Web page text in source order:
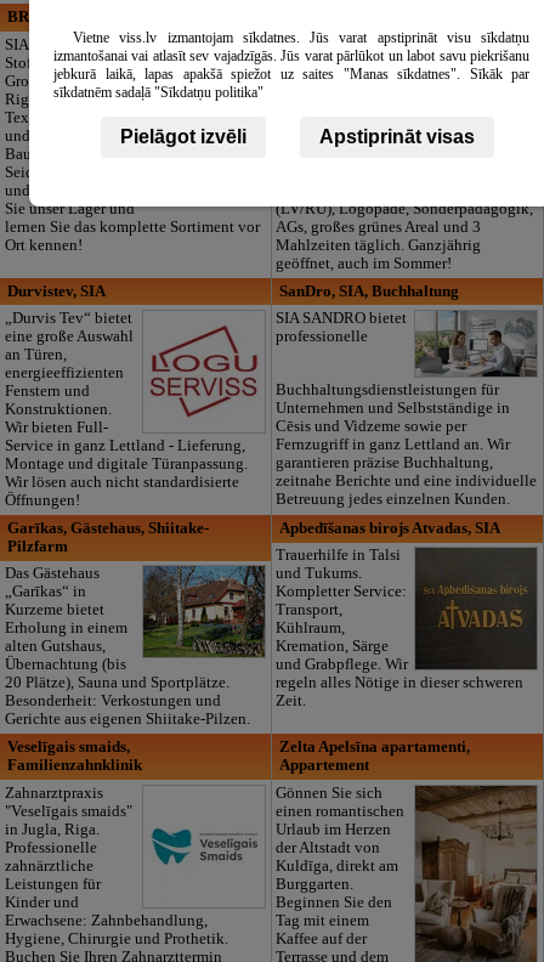
BRISTOLS ES, SIA
SIA "Bristols ES" -
Stoff-Outlet und
Großhandel in
Riga. Hochwertige
Textilien für Nähen
und Produktion:
Baumwolle, Leinen,
Seide, Wolle, Jersey
und mehr. Besuchen
Sie unser Lager und
lernen Sie das komplette Sortiment vor
Ort kennen!
izglītības iestāde
Privater
Kindergarten „Maza
(Zasulauks) für
(LV/RU), Logopäde, Sonderpädagogik,
AGs, großes grünes Areal und 3
Mahlzeiten täglich. Ganzjährig
geöffnet, auch im Sommer!
Durvistev, SIA
„Durvis Tev“ bietet
eine große Auswahl
an Türen,
energieeffizienten
Fenstern und
Konstruktionen.
Wir bieten Full-
Service in ganz Lettland - Lieferung,
Montage und digitale Türanpassung.
Wir lösen auch nicht standardisierte
Öffnungen!
SanDro, SIA, Buchhaltung
SIA SANDRO bietet
professionelle
Buchhaltungsdienstleistungen für
Unternehmen und Selbstständige in
Cēsis und Vidzeme sowie per
Fernzugriff in ganz Lettland an. Wir
garantieren präzise Buchhaltung,
zeitnahe Berichte und eine individuelle
Betreuung jedes einzelnen Kunden.
Garīkas, Gästehaus, Shiitake-
Pilzfarm
Das Gästehaus
„Garīkas“ in
Kurzeme bietet
Erholung in einem
alten Gutshaus,
Übernachtung (bis
20 Plätze), Sauna und Sportplätze.
Besonderheit: Verkostungen und
Gerichte aus eigenen Shiitake-Pilzen.
Apbedīšanas birojs Atvadas, SIA
Trauerhilfe in Talsi
und Tukums.
Kompletter Service:
Transport,
Kühlraum,
Kremation, Särge
und Grabpflege. Wir
regeln alles Nötige in dieser schweren
Zeit.
Veselīgais smaids,
Familienzahnklinik
Zahnarztpraxis
"Veselīgais smaids"
in Jugla, Riga.
Professionelle
zahnärztliche
Leistungen für
Kinder und
Erwachsene: Zahnbehandlung,
Hygiene, Chirurgie und Prothetik.
Buchen Sie Ihren Zahnarzttermin
Zelta Apelsīna apartamenti,
Appartement
Gönnen Sie sich
einen romantischen
Urlaub im Herzen
der Altstadt von
Kuldīga, direkt am
Burggarten.
Beginnen Sie den
Tag mit einem
Kaffee auf der
Terrasse und dem
Vietne viss.lv izmantojam sīkdatnes. Jūs varat apstiprināt visu sīkdatņu
izmantošanai vai atlasīt sev vajadzīgās. Jūs varat pārlūkot un labot savu piekrišanu
jebkurā laikā, lapas apakšā spiežot uz saites "Manas sīkdatnes". Sīkāk par
sīkdatnēm sadaļā "Sīkdatņu politika"
Pielāgot izvēli Apstiprināt visas